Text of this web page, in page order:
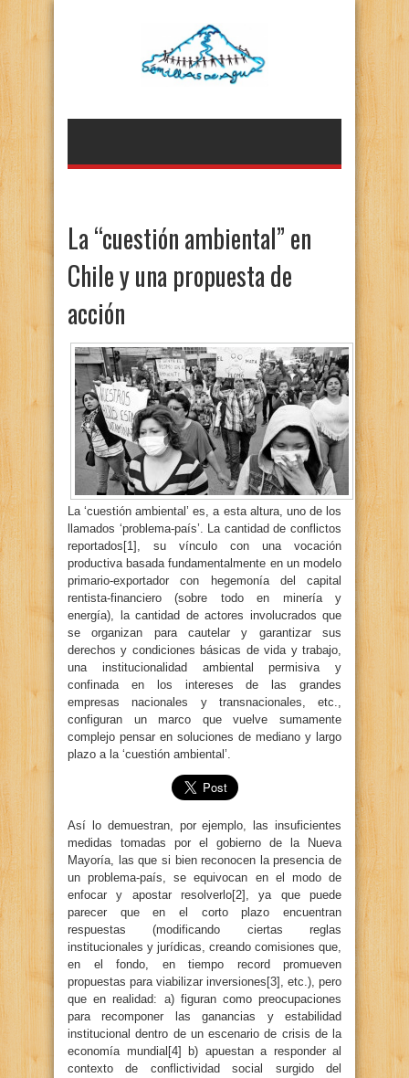
La “cuestión ambiental” en
Chile y una propuesta de
acción
La ‘cuestión ambiental’ es, a esta altura, uno de los
llamados ‘problema-país’. La cantidad de conflictos
reportados[1], su vínculo con una vocación
productiva basada fundamentalmente en un modelo
primario-exportador con hegemonía del capital
rentista-financiero (sobre todo en minería y
energía), la cantidad de actores involucrados que
se organizan para cautelar y garantizar sus
derechos y condiciones básicas de vida y trabajo,
una institucionalidad ambiental permisiva y
confinada en los intereses de las grandes
empresas nacionales y transnacionales, etc.,
configuran un marco que vuelve sumamente
complejo pensar en soluciones de mediano y largo
plazo a la ‘cuestión ambiental’.
Así lo demuestran, por ejemplo, las insuficientes
medidas tomadas por el gobierno de la Nueva
Mayoría, las que si bien reconocen la presencia de
un problema-país, se equivocan en el modo de
enfocar y apostar resolverlo[2], ya que puede
parecer que en el corto plazo encuentran
respuestas (modificando ciertas reglas
institucionales y jurídicas, creando comisiones que,
en el fondo, en tiempo record promueven
propuestas para viabilizar inversiones[3], etc.), pero
que en realidad: a) figuran como preocupaciones
para recomponer las ganancias y estabilidad
institucional dentro de un escenario de crisis de la
economía mundial[4] b) apuestan a responder al
contexto de conflictividad social surgido del